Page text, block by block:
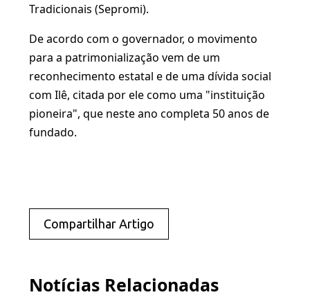
Tradicionais (Sepromi).
De acordo com o governador, o movimento
para a patrimonialização vem de um
reconhecimento estatal e de uma dívida social
com Ilê, citada por ele como uma "instituição
pioneira", que neste ano completa 50 anos de
fundado.
Compartilhar Artigo
Notícias Relacionadas